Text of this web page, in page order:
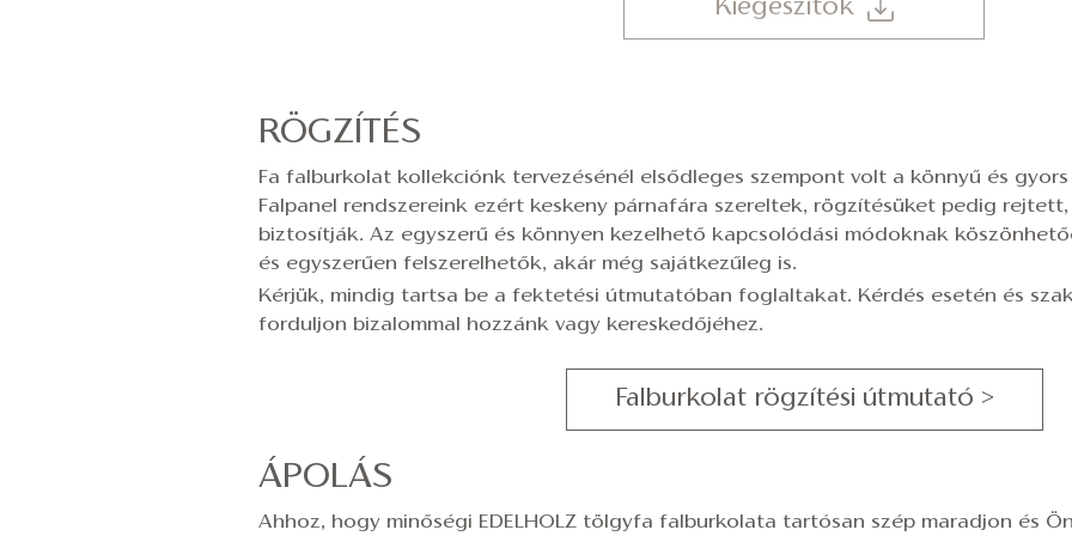
Kiegészítők
RÖGZÍTÉS
Fa falburkolat kollekciónk tervezésénél elsődleges szempont volt a könnyű és
Falpanel rendszereink ezért keskeny párnafára szereltek, rögzítésüket pedig
biztosítják. Az egyszerű és könnyen kezelhető kapcsolódási módoknak
és egyszerűen felszerelhetők, akár még sajátkezűleg is.
Kérjük, mindig tartsa be a fektetési útmutatóban foglaltakat. Kérdés esetén és
forduljon bizalommal hozzánk vagy kereskedőjéhez.
Falburkolat rögzítési útmutató >
ÁPOLÁS
Ahhoz, hogy minőségi EDELHOLZ tölgyfa falburkolata tartósan szép maradjon és